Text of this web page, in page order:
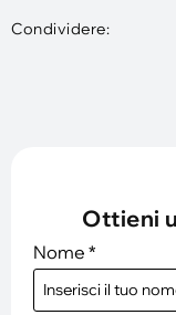
Condividere:
Ottieni
Nome *